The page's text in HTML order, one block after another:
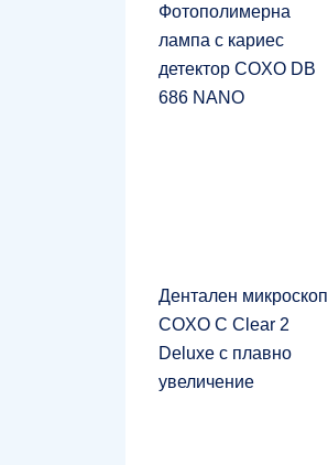
Фотополимерна
лампа с кариес
детектор COXO DB
686 NANO
Дентален микроскоп
COXO C Clear 2
Deluxe с плавно
увеличение